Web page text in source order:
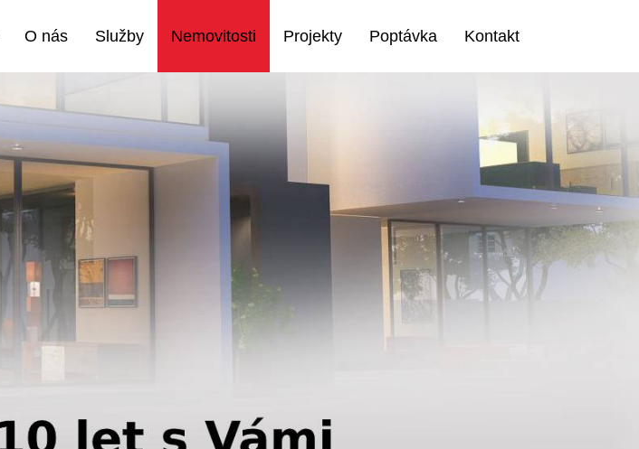
O nás Služby Nemovitosti Projekty Poptávka Kontakt